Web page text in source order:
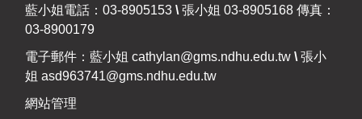
藍小姐電話：03-8905153 \ 張小姐 03-8905168 傳真：
03-8900179
電子郵件：藍小姐 cathylan@gms.ndhu.edu.tw \ 張小
姐 asd963741@gms.ndhu.edu.tw
網站管理